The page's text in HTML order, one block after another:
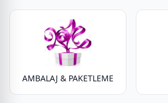
AMBALAJ & PAKETLEME